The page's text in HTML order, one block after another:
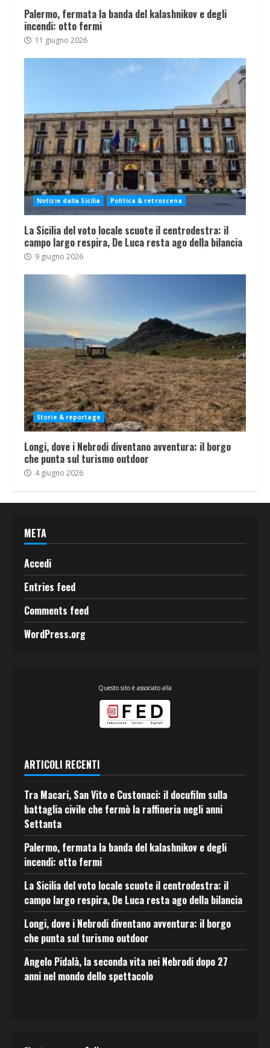
Palermo, fermata la banda del kalashnikov e degli
incendi: otto fermi
11 giugno 2026
Notizie dalla Sicilia Politica & retroscena
La Sicilia del voto locale scuote il centrodestra: il
campo largo respira, De Luca resta ago della bilancia
9 giugno 2026
Storie & reportage
Longi, dove i Nebrodi diventano avventura: il borgo
che punta sul turismo outdoor
4 giugno 2026
META
Accedi
Entries feed
Comments feed
WordPress.org
Questo sito è associato alla
ARTICOLI RECENTI
Tra Macari, San Vito e Custonaci: il docufilm sulla
battaglia civile che fermò la raffineria negli anni
Settanta
Palermo, fermata la banda del kalashnikov e degli
incendi: otto fermi
La Sicilia del voto locale scuote il centrodestra: il
campo largo respira, De Luca resta ago della bilancia
Longi, dove i Nebrodi diventano avventura: il borgo
che punta sul turismo outdoor
Angelo Pidalà, la seconda vita nei Nebrodi dopo 27
anni nel mondo dello spettacolo